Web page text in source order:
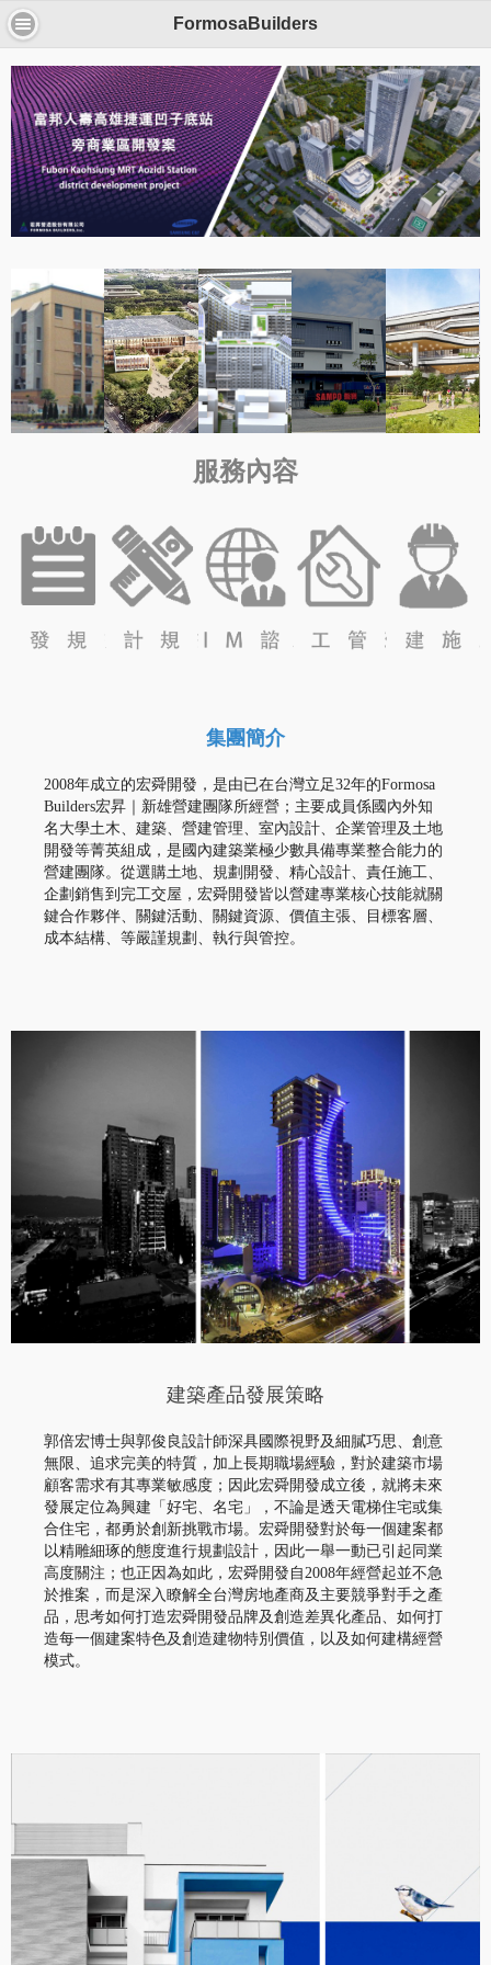
FormosaBuilders
建築
住宅
廠房
園區
服務內容
BIM
技術
諮詢
集團簡介
2008年成立的宏舜開發，是由已在台灣立足32年的Formosa
Builders宏昇｜新雄營建團隊所經營；主要成員係國內外知
名大學土木、建築、營建管理、室內設計、企業管理及土地
開發等菁英組成，是國內建築業極少數具備專業整合能力的
營建團隊。從選購土地、規劃開發、精心設計、責任施工、
企劃銷售到完工交屋，宏舜開發皆以營建專業核心技能就關
鍵合作夥伴、關鍵活動、關鍵資源、價值主張、目標客層、
成本結構、等嚴謹規劃、執行與管控。
建築產品發展策略
郭倍宏博士與郭俊良設計師深具國際視野及細膩巧思、創意
無限、追求完美的特質，加上長期職場經驗，對於建築市場
顧客需求有其專業敏感度；因此宏舜開發成立後，就將未來
發展定位為興建「好宅、名宅」，不論是透天電梯住宅或集
合住宅，都勇於創新挑戰市場。宏舜開發對於每一個建案都
以精雕細琢的態度進行規劃設計，因此一舉一動已引起同業
高度關注；也正因為如此，宏舜開發自2008年經營起並不急
於推案，而是深入瞭解全台灣房地產商及主要競爭對手之產
品，思考如何打造宏舜開發品牌及創造差異化產品、如何打
造每一個建案特色及創造建物特別價值，以及如何建構經營
模式。